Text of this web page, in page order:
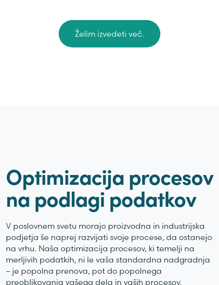
Želim izvedeti več.
Optimizacija procesov
na podlagi podatkov
V poslovnem svetu morajo proizvodna in industrijska
podjetja še naprej razvijati svoje procese, da ostanejo
na vrhu. Naša optimizacija procesov, ki temelji na
merljivih podatkih, ni le vaša standardna nadgradnja
– je popolna prenova, pot do popolnega
preoblikovanja vašega dela in vaših procesov.